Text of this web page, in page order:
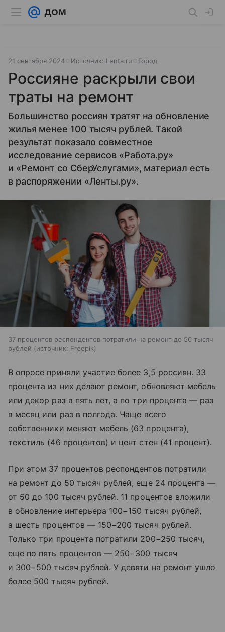
21 сентября 2024 Источник: Lenta.ru Город
Россияне раскрыли свои
траты на ремонт
Большинство россиян тратят на обновление
жилья менее 100 тысяч рублей. Такой
результат показало совместное
исследование сервисов «Работа.ру»
и «Ремонт со СберУслугами», материал есть
в распоряжении «Ленты.ру».
37 процентов респондентов потратили на ремонт до 50 тысяч
рублей
источник: Freepik
В опросе приняли участие более 3,5 россиян. 33
процента из них делают ремонт, обновляют мебель
или декор раз в пять лет, а по три процента — раз
в месяц или раз в полгода. Чаще всего
собственники меняют мебель (63 процента),
текстиль (46 процентов) и цент стен (41 процент).
При этом 37 процентов респондентов потратили
на ремонт до 50 тысяч рублей, еще 24 процента —
от 50 до 100 тысяч рублей. 11 процентов вложили
в обновление интерьера 100−150 тысяч рублей,
а шесть процентов — 150−200 тысяч рублей.
Только три процента потратили 200−250 тысяч,
еще по пять процентов — 250−300 тысяч
и 300−500 тысяч рублей. У девяти на ремонт ушло
более 500 тысяч рублей.